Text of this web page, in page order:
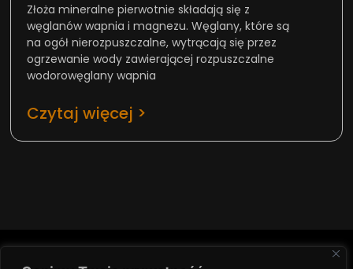
Złoża mineralne pierwotnie składają się z
węglanów wapnia i magnezu. Węglany, które są
na ogół nierozpuszczalne, wytrącają się przez
ogrzewanie wody zawierającej rozpuszczalne
wodorowęglany wapnia
Czytaj więcej >